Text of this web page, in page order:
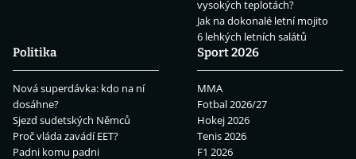
vysokých teplotách?
Jak na dokonalé letní mojito
6 lehkých letních salátů
Politika
Nová superdávka: kdo na ní
dosáhne?
Sjezd sudetských Němců
Proč vláda zavádí EET?
Padni komu padni
Sport 2026
MMA
Fotbal 2026/27
Hokej 2026
Tenis 2026
F1 2026